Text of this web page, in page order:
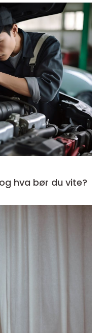
hva bør du vite?